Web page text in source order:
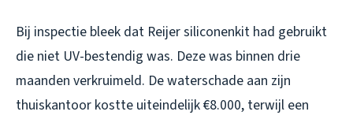
Bij inspectie bleek dat Reijer siliconenkit had gebruikt
die niet UV-bestendig was. Deze was binnen drie
maanden verkruimeld. De waterschade aan zijn
thuiskantoor kostte uiteindelijk €8.000, terwijl een